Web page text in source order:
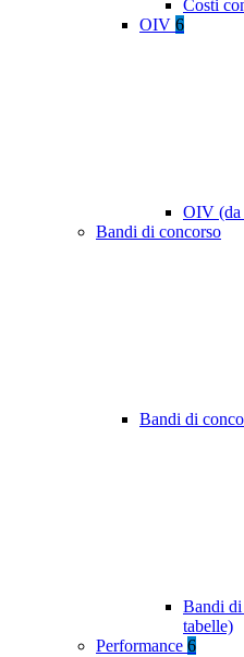
Costi
OIV 6
OIV (da
Bandi di concorso
Bandi di
Bandi di
tabelle)
Performance 6